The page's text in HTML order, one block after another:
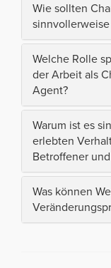
Wie sollten
Welche Rolle
der Arbeit als
Agent?
Warum ist es
erlebten
Betroffener
Was können